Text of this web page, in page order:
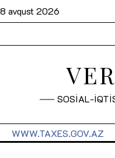
8 avqust 2026
SOSİAL-
WWW.TAXES.GOV.AZ